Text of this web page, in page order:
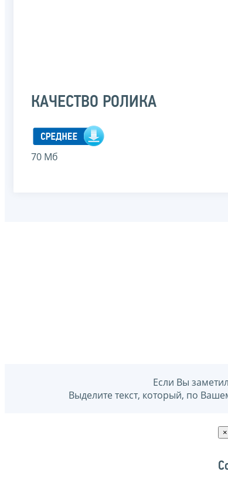
КАЧЕСТВО РОЛИКА
70 Мб
Если Вы
Выделите текст, который, по
×